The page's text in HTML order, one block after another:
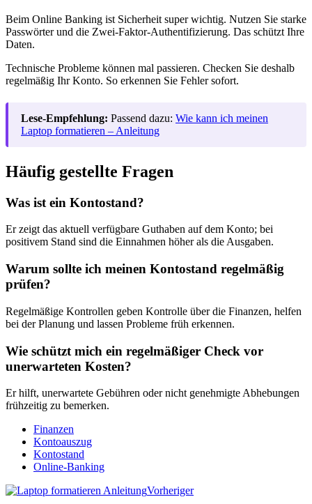
Beim Online Banking ist Sicherheit super wichtig. Nutzen Sie starke
Passwörter und die Zwei-Faktor-Authentifizierung. Das schützt Ihre
Daten.
Technische Probleme können mal passieren. Checken Sie deshalb
regelmäßig Ihr Konto. So erkennen Sie Fehler sofort.
Lese-Empfehlung: Passend dazu: Wie kann ich meinen
Laptop formatieren – Anleitung
Häufig gestellte Fragen
Was ist ein Kontostand?
Er zeigt das aktuell verfügbare Guthaben auf dem Konto; bei
positivem Stand sind die Einnahmen höher als die Ausgaben.
Warum sollte ich meinen Kontostand regelmäßig
prüfen?
Regelmäßige Kontrollen geben Kontrolle über die Finanzen, helfen
bei der Planung und lassen Probleme früh erkennen.
Wie schützt mich ein regelmäßiger Check vor
unerwarteten Kosten?
Er hilft, unerwartete Gebühren oder nicht genehmigte Abhebungen
frühzeitig zu bemerken.
Finanzen
Kontoauszug
Kontostand
Online-Banking
Vorheriger